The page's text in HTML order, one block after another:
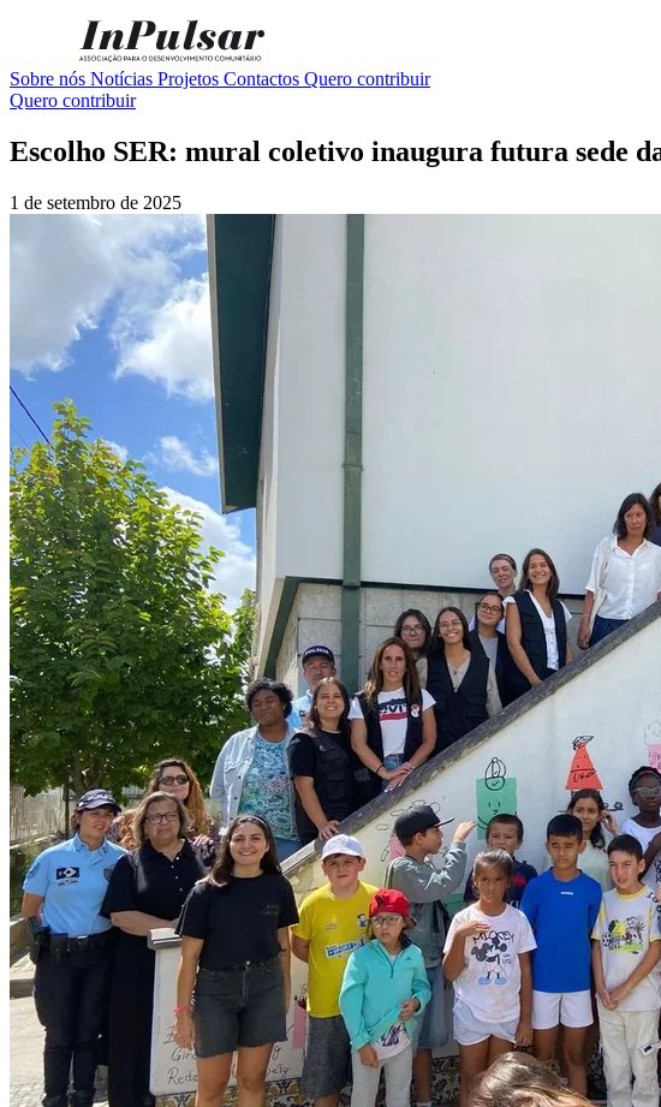
Sobre nós Notícias Projetos Contactos Quero contribuir
Quero contribuir
Escolho SER: mural coletivo inaugura futura sede
1 de setembro de 2025